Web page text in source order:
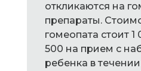
откликаются на
препараты.
гомеопата стоит 1
500 на прием с
ребенка в